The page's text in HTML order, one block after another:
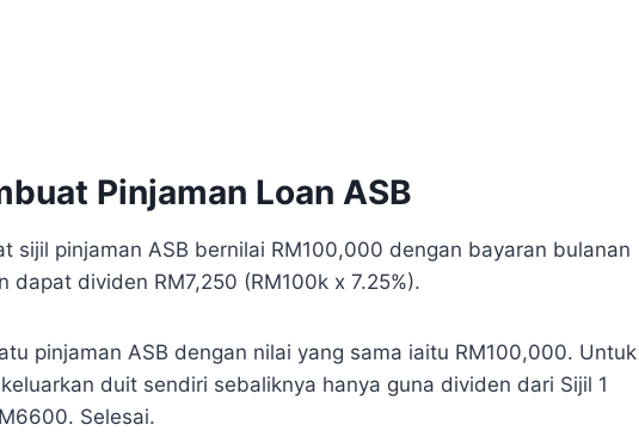
Pinjaman Loan ASB
sijil pinjaman ASB bernilai RM100,000 dengan bayaran bulanan
dividen RM7,250 (RM100k x 7.25%).
pinjaman ASB dengan nilai yang sama iaitu RM100,000. Untuk
duit sendiri sebaliknya hanya guna dividen dari Sijil 1
Selesai.